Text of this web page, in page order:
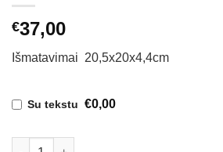
€37,00
Išmatavimai 20,5x20x4,4cm
Su tekstu €0,00
produkto kiekis: Medinė taupyklė